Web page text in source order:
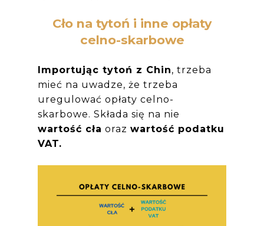
Cło na tytoń i inne opłaty
celno-skarbowe
Importując tytoń z Chin, trzeba
mieć na uwadze, że trzeba
uregulować opłaty celno-
skarbowe. Składa się na nie
wartość cła orazwartość podatku
VAT.